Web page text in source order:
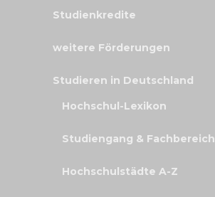
Studienkredite
weitere Förderungen
Studieren in Deutschland
Hochschul-Lexikon
Studiengang & Fachbereich
Hochschulstädte A-Z